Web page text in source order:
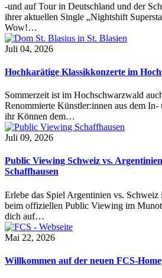
-und auf Tour in Deutschland und der
ihrer aktuellen Single „Nightshift
Wow!…
Juli 04, 2026
Hochkarätige Klassikkonzerte im
Sommerzeit ist im Hochschwarzwald
Renommierte Künstler:innen aus dem In-
ihr Können dem…
Juli 09, 2026
Public Viewing Schweiz vs.
Schaffhausen
Erlebe das Spiel Argentinien vs.
beim offiziellen Public Viewing im
dich auf…
Mai 22, 2026
Willkommen auf der neuen FCS-